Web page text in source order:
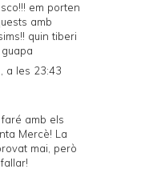
em porten
amb
quin tiberi
a les 23:43
amb els
Mercè! La
mai, però